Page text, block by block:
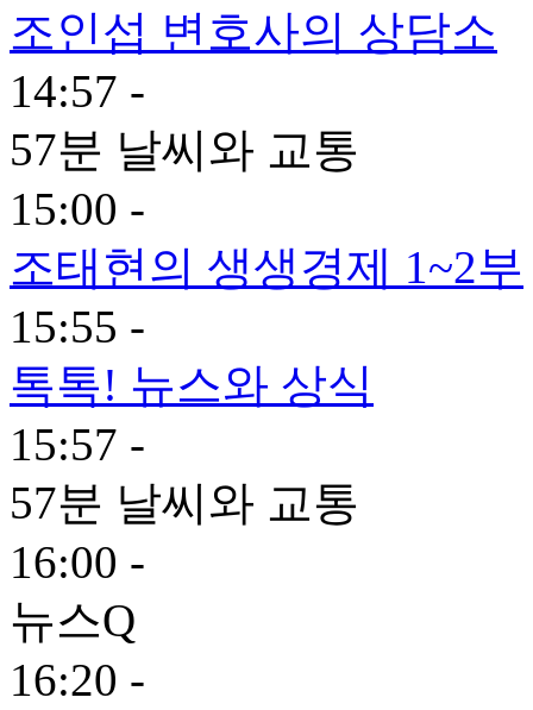
조인섭 변호사의 상담소
14:57 -
57분 날씨와 교통
15:00 -
조태현의 생생경제 1~2부
15:55 -
톡톡! 뉴스와 상식
15:57 -
57분 날씨와 교통
16:00 -
뉴스Q
16:20 -